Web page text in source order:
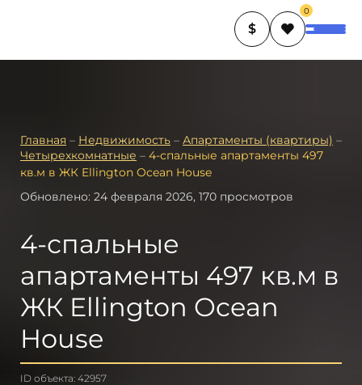
$
0
Главная – Недвижимость – Апартаменты (квартиры) –
Четырехкомнатные – 4-спальные апартаменты 497
кв.м в ЖК Ellington Ocean House
Обновлено: 24 февраля 2026, 170 просмотров
4-спальные
апартаменты 497 кв.м в
ЖК Ellington Ocean
House
ID объекта: 42957